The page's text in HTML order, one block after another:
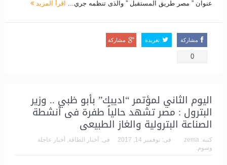
عنوان ” مصر طريق المستقبل ” والذى تنظمه جري... اقرأ المزيد
مشاركة
0
تغريدة مشاركة
اليوم الثاني لمؤتمر “اديبك” بأبو ظبي .. وزير
البترول : مصر تشهد حالياً طفرة فى أنشطة
الصناعة البترولية والغاز الطبيعى
كتبه: zema فى: نوفمبر 14, 2017 فى: أخبار الطاقة, أخبار عاجلة
وسوم: